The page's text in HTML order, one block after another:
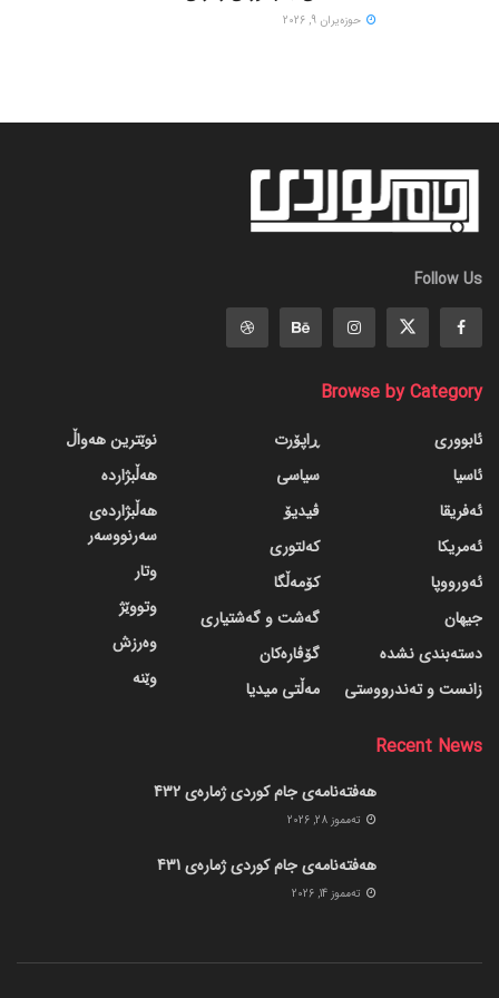
حوزه‌یران 9, 2026
Follow Us
Browse by Category
ئابووری
ئاسیا
ئەفریقا
ئەمریکا
ئەورووپا
جیهان
دسته‌بندی نشده
زانست و تەندرووستی
ڕاپۆرت
سیاسی
ڤیدیۆ
کەلتوری
کۆمەڵگا
گه‌شت و گه‌شتیاری
گۆڤاره‌کان
مەڵتی میدیا
نوێترین هەواڵ
هەڵبژاردە
هەڵبژاردەی
سەرنووسەر
وتار
وتووێژ
وەرزش
وێنە
Recent News
هەفتەنامەی جام کوردی ژمارەی 432
ته‌مموز 28, 2026
هەفتەنامەی جام کوردی ژمارەی 431
ته‌مموز 14, 2026